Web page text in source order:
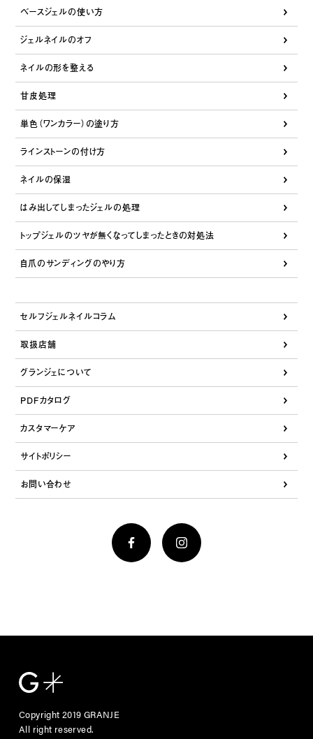
ベースジェルの使い方
ジェルネイルのオフ
ネイルの形を整える
甘皮処理
単色（ワンカラー）の塗り方
ラインストーンの付け方
ネイルの保湿
はみ出してしまったジェルの処理
トップジェルのツヤが無くなってしまったときの対処法
自爪のサンディングのやり方
セルフジェルネイルコラム
取扱店舗
グランジェについて
PDFカタログ
カスタマーケア
サイトポリシー
お問い合わせ
Copyright 2019 GRANJE
All right reserved.